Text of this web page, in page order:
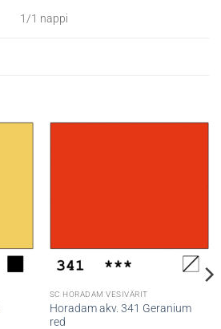
1/1 nappi
SC HORADAM VESIVÄRIT
Horadam akv. 341 Geranium
red